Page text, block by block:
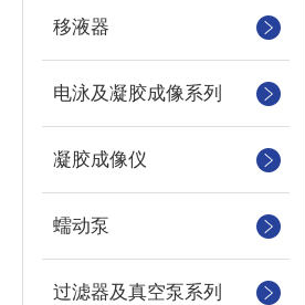
移液器
电泳及凝胶成像系列
凝胶成像仪
蠕动泵
过滤器及真空泵系列